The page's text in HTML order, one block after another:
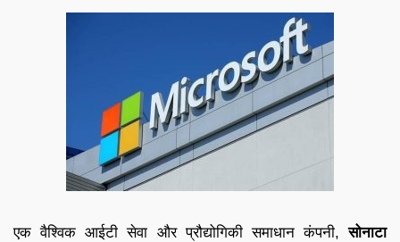
एक वैश्विक आईटी सेवा और प्रौद्योगिकी समाधान कंपनी,सोनाटा